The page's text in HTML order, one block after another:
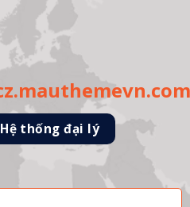
Hệ thống đại lý